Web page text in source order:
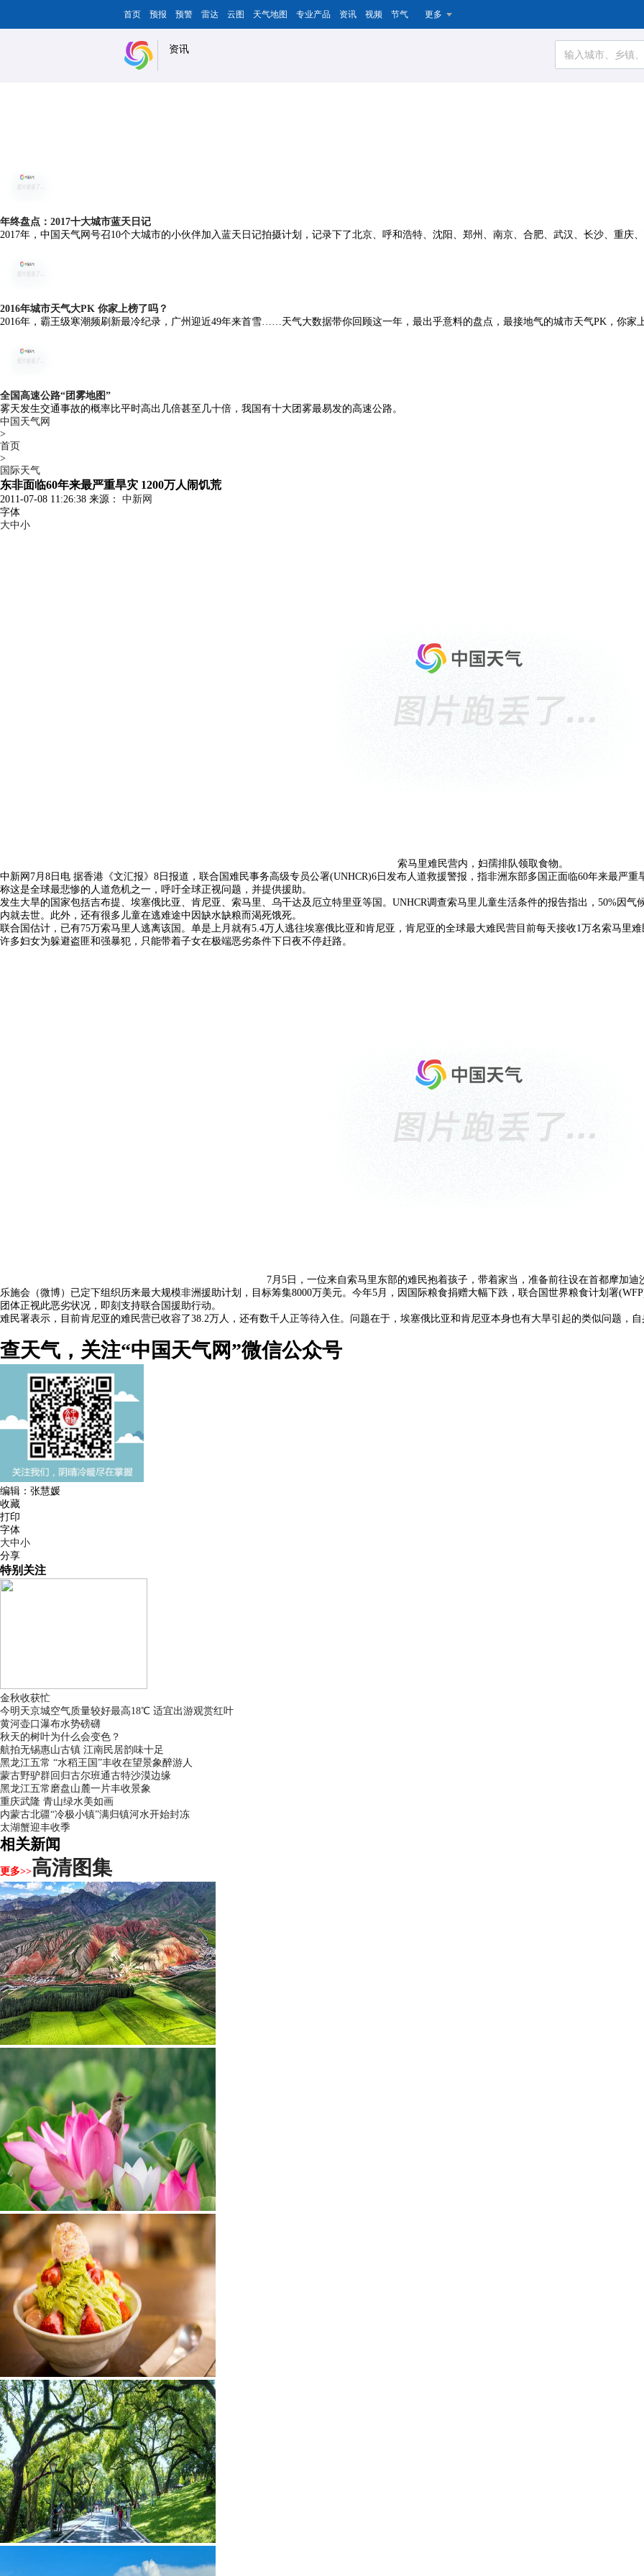
首页 预报 预警 雷达 云图 天气地图 专业产品 资讯 视频 节气 更多
资讯
年终盘点：2017十大城市蓝天日记
2017年，中国天气网号召10个大城市的小伙伴加入蓝天日记拍摄计划，记录下了北京、呼和浩特、沈阳、郑州、南京、合肥、武汉、长沙、重庆、
2016年城市天气大PK 你家上榜了吗？
2016年，霸王级寒潮频刷新最冷纪录，广州迎近49年来首雪……天气大数据带你回顾这一年，最出乎意料的盘点，最接地气的城市天气PK，你家
全国高速公路“团雾地图”
雾天发生交通事故的概率比平时高出几倍甚至几十倍，我国有十大团雾最易发的高速公路。
中国天气网
>
首页
>
国际天气
东非面临60年来最严重旱灾 1200万人闹饥荒
2011-07-08 11:26:38 来源： 中新网
字体
大中小
索马里难民营内，妇孺排队领取食物。
中新网7月8日电 据香港《文汇报》8日报道，联合国难民事务高级专员公署(UNHCR)6日发布人道救援警报，指非洲东部多国正面临60年来最严
称这是全球最悲惨的人道危机之一，呼吁全球正视问题，并提供援助。
发生大旱的国家包括吉布提、埃塞俄比亚、肯尼亚、索马里、乌干达及厄立特里亚等国。UNHCR调查索马里儿童生活条件的报告指出，50%因
内就去世。此外，还有很多儿童在逃难途中因缺水缺粮而渴死饿死。
联合国估计，已有75万索马里人逃离该国。单是上月就有5.4万人逃往埃塞俄比亚和肯尼亚，肯尼亚的全球最大难民营目前每天接收1万名索马里
许多妇女为躲避盗匪和强暴犯，只能带着子女在极端恶劣条件下日夜不停赶路。
7月5日，一位来自索马里东部的难民抱着孩子，带着家当，准备前往设在首都摩加迪
乐施会（微博）已定下组织历来最大规模非洲援助计划，目标筹集8000万美元。今年5月，因国际粮食捐赠大幅下跌，联合国世界粮食计划署
团体正视此恶劣状况，即刻支持联合国援助行动。
难民署表示，目前肯尼亚的难民营已收容了38.2万人，还有数千人正等待入住。问题在于，埃塞俄比亚和肯尼亚本身也有大旱引起的类似问题，
查天气，关注“中国天气网”微信公众号
编辑：张慧媛
收藏
打印
字体
大中小
分享
特别关注
金秋收获忙
今明天京城空气质量较好最高18℃ 适宜出游观赏红叶
黄河壶口瀑布水势磅礴
秋天的树叶为什么会变色？
航拍无锡惠山古镇 江南民居韵味十足
黑龙江五常 “水稻王国”丰收在望景象醉游人
蒙古野驴群回归古尔班通古特沙漠边缘
黑龙江五常磨盘山麓一片丰收景象
重庆武隆 青山绿水美如画
内蒙古北疆“冷极小镇”满归镇河水开始封冻
太湖蟹迎丰收季
相关新闻
更多>>高清图集